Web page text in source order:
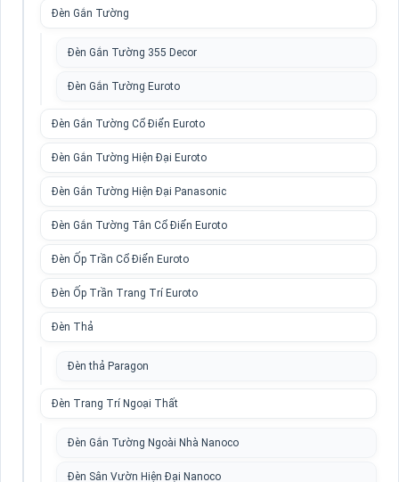
Đèn Gắn Tường
Đèn Gắn Tường 355 Decor
Đèn Gắn Tường Euroto
Đèn Gắn Tường Cổ Điển Euroto
Đèn Gắn Tường Hiện Đại Euroto
Đèn Gắn Tường Hiện Đại Panasonic
Đèn Gắn Tường Tân Cổ Điển Euroto
Đèn Ốp Trần Cổ Điển Euroto
Đèn Ốp Trần Trang Trí Euroto
Đèn Thả
Đèn thả Paragon
Đèn Trang Trí Ngoại Thất
Đèn Gắn Tường Ngoài Nhà Nanoco
Đèn Sân Vườn Hiện Đại Nanoco